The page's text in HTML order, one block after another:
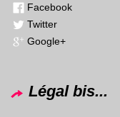
Facebook
Twitter
Google+
Légal bis...